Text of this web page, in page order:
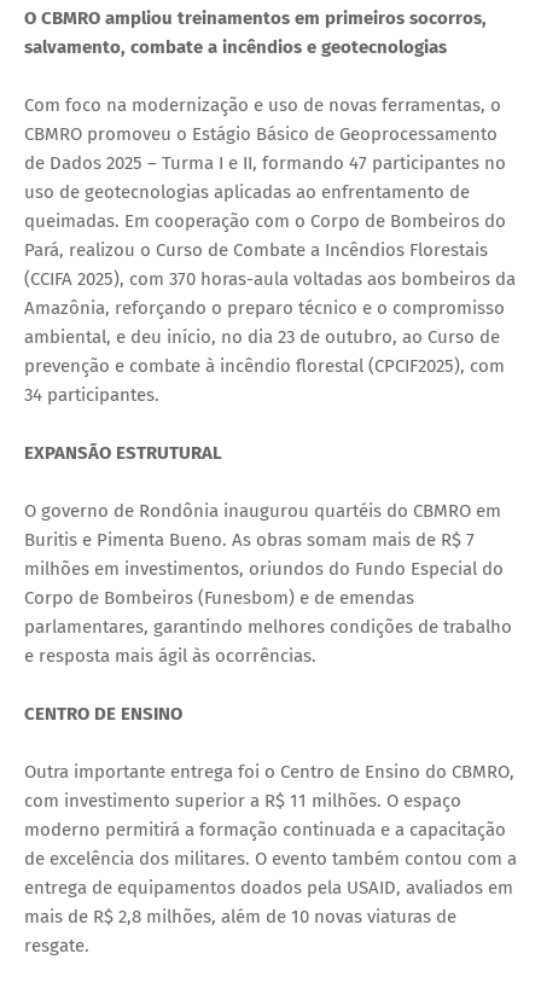
O CBMRO ampliou treinamentos em primeiros socorros,
salvamento, combate a incêndios e geotecnologias
Com foco na modernização e uso de novas ferramentas, o
CBMRO promoveu o Estágio Básico de Geoprocessamento
de Dados 2025 – Turma I e II, formando 47 participantes no
uso de geotecnologias aplicadas ao enfrentamento de
queimadas. Em cooperação com o Corpo de Bombeiros do
Pará, realizou o Curso de Combate a Incêndios Florestais
(CCIFA 2025), com 370 horas-aula voltadas aos bombeiros da
Amazônia, reforçando o preparo técnico e o compromisso
ambiental, e deu início, no dia 23 de outubro, ao Curso de
prevenção e combate à incêndio florestal (CPCIF2025), com
34 participantes.
EXPANSÃO ESTRUTURAL
O governo de Rondônia inaugurou quartéis do CBMRO em
Buritis e Pimenta Bueno. As obras somam mais de R$ 7
milhões em investimentos, oriundos do Fundo Especial do
Corpo de Bombeiros (Funesbom) e de emendas
parlamentares, garantindo melhores condições de trabalho
e resposta mais ágil às ocorrências.
CENTRO DE ENSINO
Outra importante entrega foi o Centro de Ensino do CBMRO,
com investimento superior a R$ 11 milhões. O espaço
moderno permitirá a formação continuada e a capacitação
de excelência dos militares. O evento também contou com a
entrega de equipamentos doados pela USAID, avaliados em
mais de R$ 2,8 milhões, além de 10 novas viaturas de
resgate.